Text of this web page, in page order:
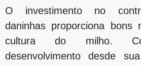
O investimento no
daninhas proporciona bons
cultura do milho.
desenvolvimento desde